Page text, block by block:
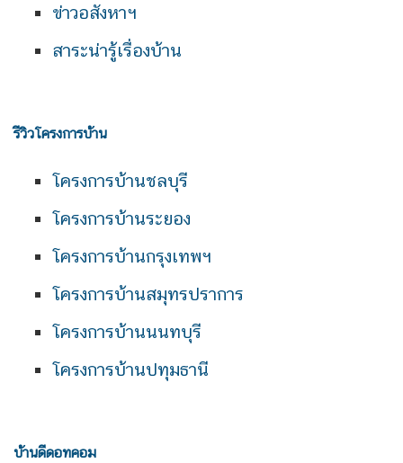
ข่าวอสังหาฯ
สาระน่ารู้เรื่องบ้าน
รีวิวโครงการบ้าน
โครงการบ้านชลบุรี
โครงการบ้านระยอง
โครงการบ้านกรุงเทพฯ
โครงการบ้านสมุทรปราการ
โครงการบ้านนนทบุรี
โครงการบ้านปทุมธานี
บ้านดีดอทคอม